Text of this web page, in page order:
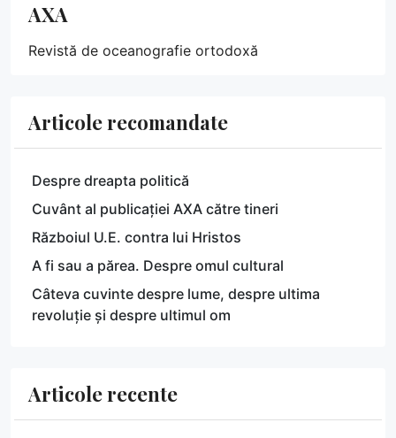
AXA
Revistă de oceanografie ortodoxă
Articole recomandate
Despre dreapta politică
Cuvânt al publicației AXA către tineri
Războiul U.E. contra lui Hristos
A fi sau a părea. Despre omul cultural
Câteva cuvinte despre lume, despre ultima
revoluție și despre ultimul om
Articole recente